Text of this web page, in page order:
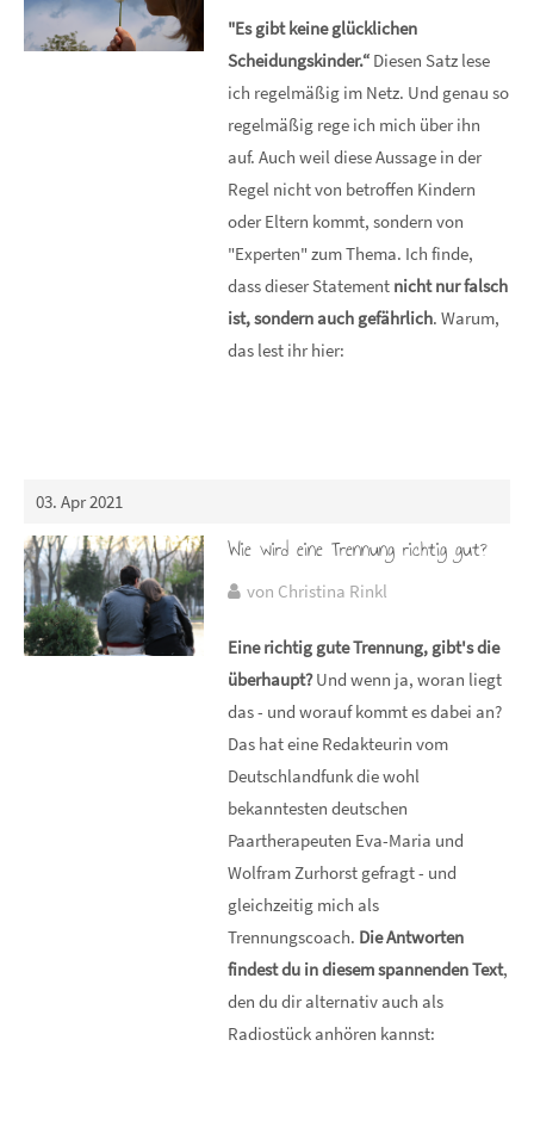
"Es gibt keine glücklichen
Scheidungskinder.“ Diesen Satz lese
ich regelmäßig im Netz. Und genau so
regelmäßig rege ich mich über ihn
auf. Auch weil diese Aussage in der
Regel nicht von betroffen Kindern
oder Eltern kommt, sondern von
"Experten" zum Thema. Ich finde,
dass dieser Statement nicht nur falsch
ist, sondern auch gefährlich. Warum,
das lest ihr hier:
03. Apr 2021
Wie wird eine Trennung richtig gut?
von Christina Rinkl
Eine richtig gute Trennung, gibt's die
überhaupt?Und wenn ja, woran liegt
das - und worauf kommt es dabei an?
Das hat eine Redakteurin vom
Deutschlandfunk die wohl
bekanntesten deutschen
Paartherapeuten Eva-Maria und
Wolfram Zurhorst gefragt - und
gleichzeitig mich als
Trennungscoach. Die Antworten
findest du in diesem spannenden Text,
den du dir alternativ auch als
Radiostück anhören kannst: